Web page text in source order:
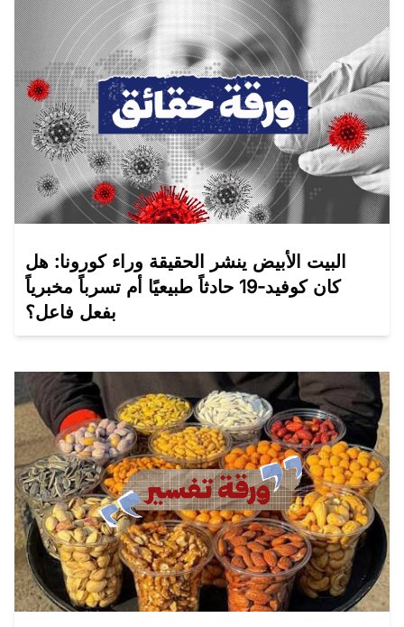
البيت الأبيض ينشر الحقيقة وراء كورونا: هل
كان كوفيد-19 حادثاً طبيعيًا أم تسرباً مخبرياً
بفعل فاعل؟